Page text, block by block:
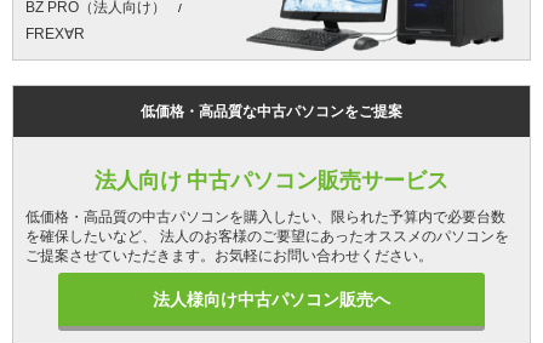
BZ PRO（法人向け）
FREX∀R
低価格・高品質な中古パソコンをご提案
法人向け 中古パソコン販売サービス
低価格・高品質の中古パソコンを購入したい、限られた予算内で必要台数
を確保したいなど、 法人のお客様のご要望にあったオススメのパソコンを
ご提案させていただきます。お気軽にお問い合わせください。
法人様向け中古パソコン販売へ